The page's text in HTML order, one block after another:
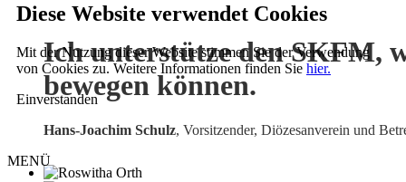
Ich unterstütze den SKFM,
bewegen können.
Hans-Joachim Schulz, Vorsitzender, Diözesanverein und
Diese Website verwendet Cookies
Mit der Nutzung dieser Website stimmen Sie der Verwendung
von Cookies zu. Weitere Informationen finden Sie hier.
Einverstanden
MENÜ